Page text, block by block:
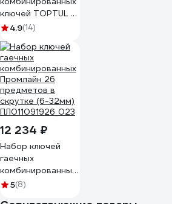
ключей TOPTUL 6-
32 мм, 26
мягком
ложементе
GVC2604
4.9(14)
12 234 ₽
Набор ключей
гаечных
комбинированных
Промлайн 26
5(8)